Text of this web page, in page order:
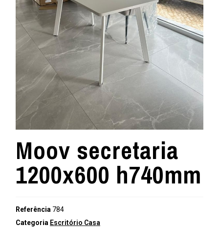
Moov secretaria
1200x600 h740mm
Referência 784
Categoria Escritório Casa